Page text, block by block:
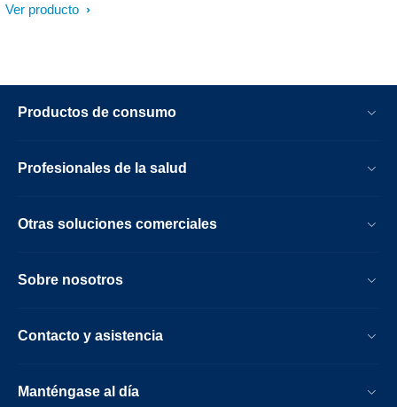
Ver producto
Productos de consumo
Profesionales de la salud
Otras soluciones comerciales
Sobre nosotros
Contacto y asistencia
Manténgase al día